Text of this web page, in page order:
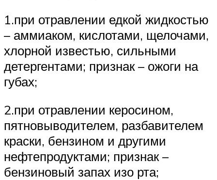
1.при отравлении едкой жидкостью
– аммиаком, кислотами, щелочами,
хлорной известью, сильными
детергентами; признак – ожоги на
губах;
2.при отравлении керосином,
пятновыводителем, разбавителем
краски, бензином и другими
нефтепродуктами; признак –
бензиновый запах изо рта;